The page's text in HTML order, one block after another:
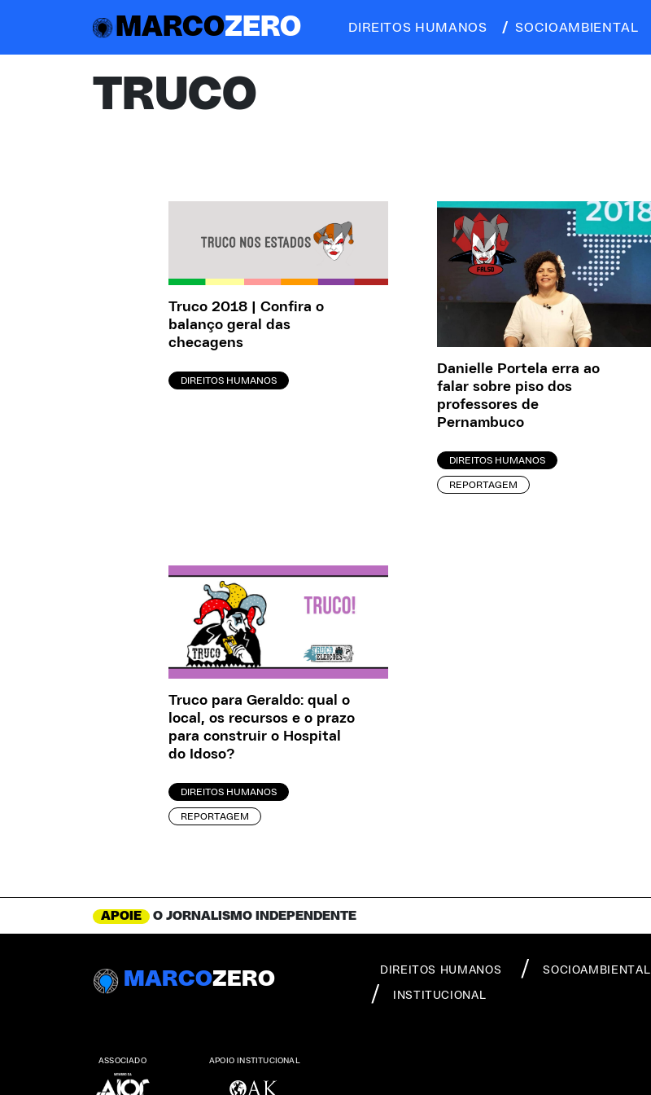
MARCOZERO DIREITOS HUMANOS SOCIOAMBIENTAL
TRUCO
Truco 2018 | Confira o
balanço geral das
checagens
DIREITOS HUMANOS
Danielle Portela erra ao
falar sobre piso dos
professores de
Pernambuco
DIREITOS HUMANOS
REPORTAGEM
Truco para Geraldo: qual o
local, os recursos e o prazo
para construir o Hospital
do Idoso?
DIREITOS HUMANOS
REPORTAGEM
APOIE O JORNALISMO INDEPENDENTE
MARCOZERO DIREITOS HUMANOS SOCIOAMBIENTAL
INSTITUCIONAL
ASSOCIADO APOIO INSTITUCIONAL